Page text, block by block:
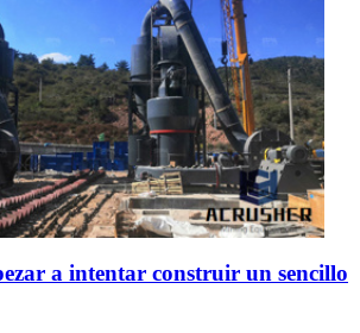
a intentar construir un sencillo